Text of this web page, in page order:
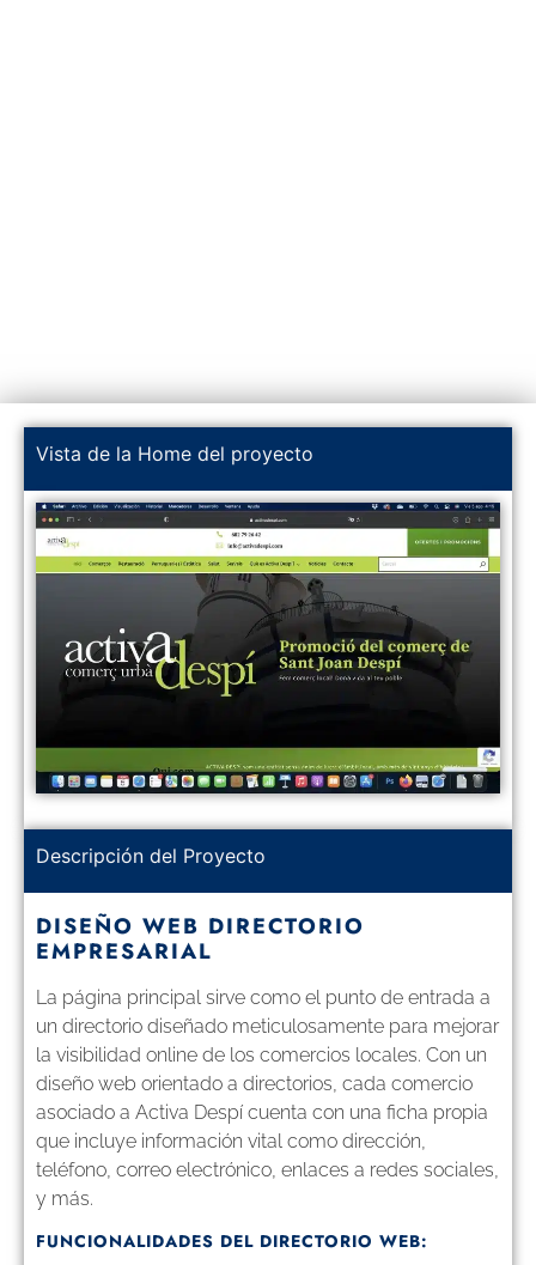
Vista de la Home del proyecto
Descripción del Proyecto
DISEÑO WEB DIRECTORIO
EMPRESARIAL
La página principal sirve como el punto de entrada a
un directorio diseñado meticulosamente para mejorar
la visibilidad online de los comercios locales. Con un
diseño web orientado a directorios, cada comercio
asociado a Activa Despí cuenta con una ficha propia
que incluye información vital como dirección,
teléfono, correo electrónico, enlaces a redes sociales,
y más.
FUNCIONALIDADES DEL DIRECTORIO WEB: